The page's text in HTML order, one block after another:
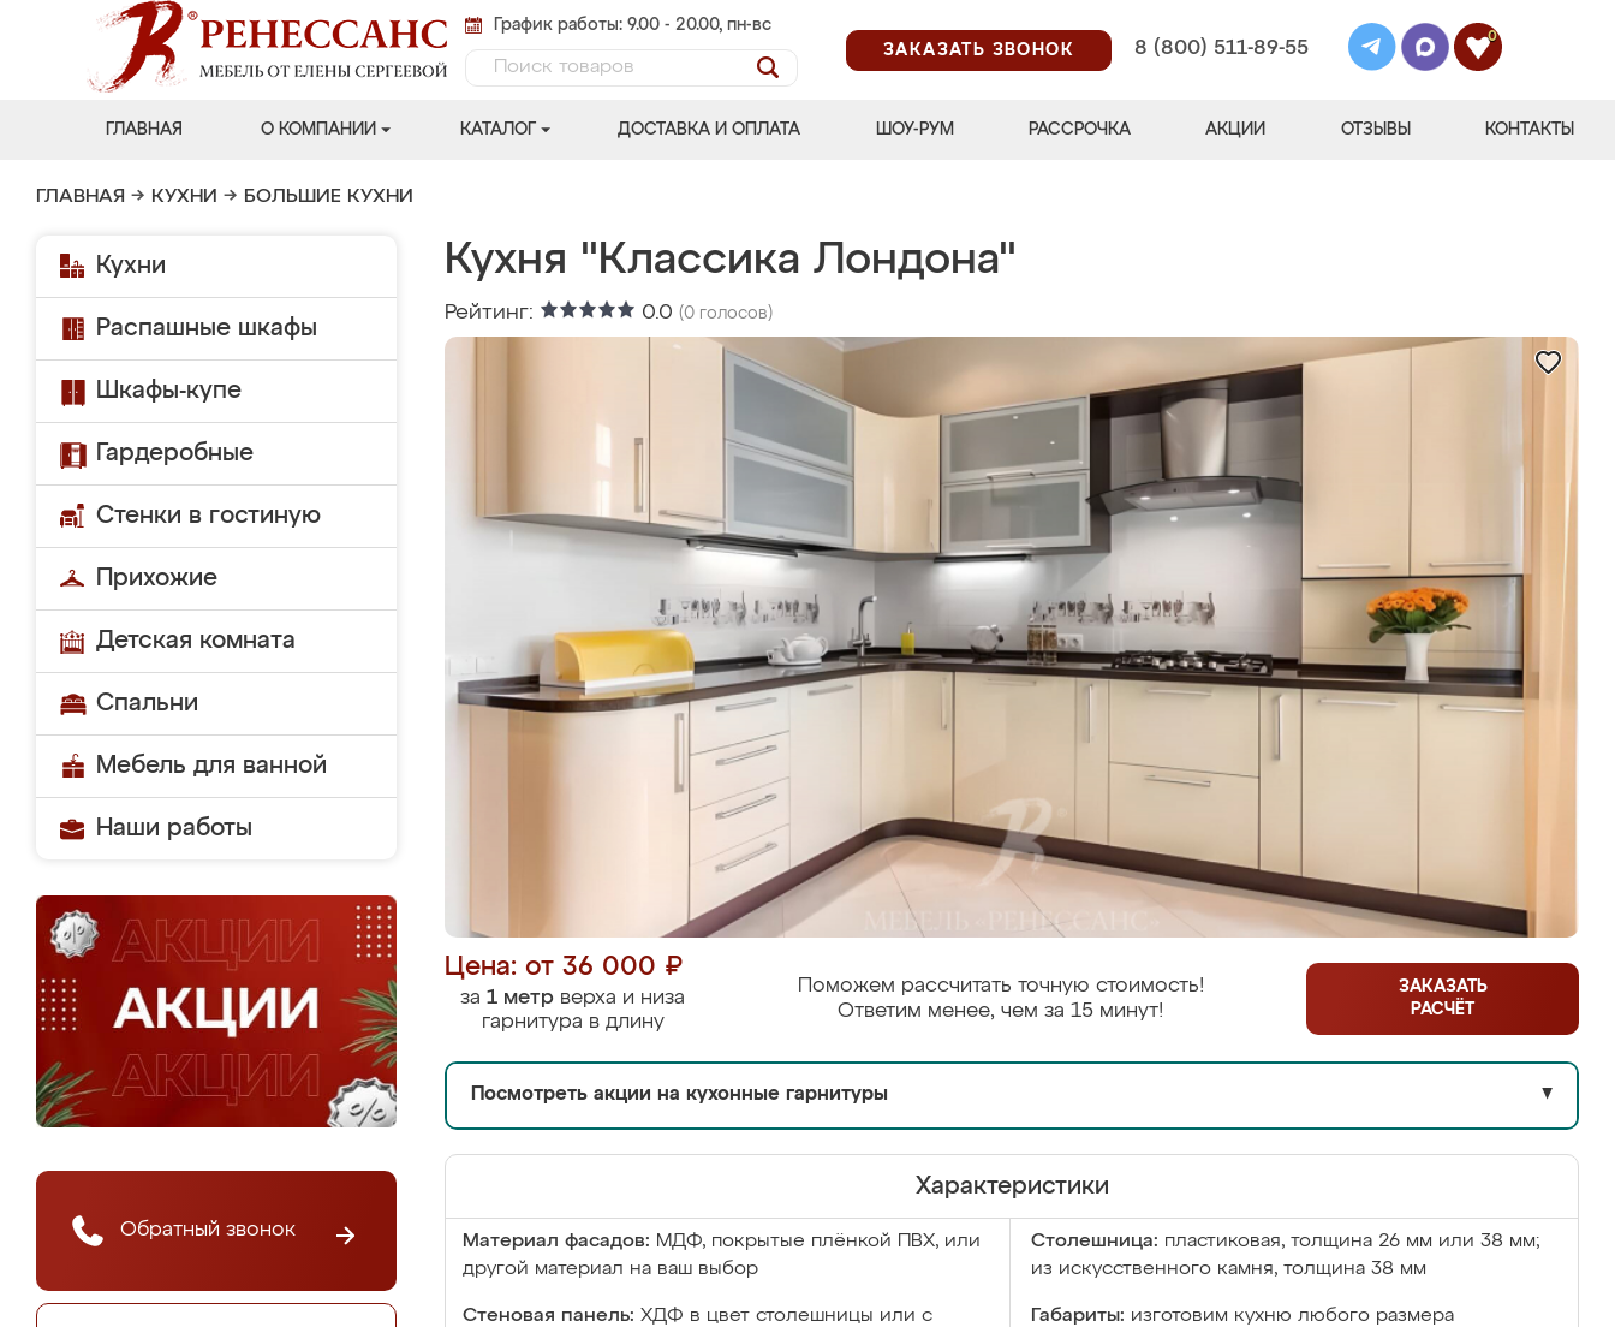
График работы: 9.00 - 20.00, пн-вс
ЗАКАЗАТЬ ЗВОНОК
8 (800) 511-89-55
0
ГЛАВНАЯ О КОМПАНИИ КАТАЛОГ ДОСТАВКА И ОПЛАТА ШОУ-РУМ РАССРОЧКА АКЦИИ ОТЗЫВЫ КОНТАКТЫ
ГЛАВНАЯ → КУХНИ → БОЛЬШИЕ КУХНИ
Кухни
Распашные шкафы
Шкафы-купе
Гардеробные
Стенки в гостиную
Прихожие
Детская комната
Спальни
Мебель для ванной
Наши работы
Обратный звонок
Кухня "Классика Лондона"
Рейтинг: 0.0 (0 голосов)
Цена: от 36 000 ₽
за 1 метр верха и низа
гарнитура в длину
Поможем рассчитать точную стоимость!
Ответим менее, чем за 15 минут!
ЗАКАЗАТЬ
РАСЧЁТ
Посмотреть акции на кухонные гарнитуры ▼
Характеристики
Материал фасадов: МДФ, покрытые плёнкой ПВХ, или
другой материал на ваш выбор
Столешница: пластиковая, толщина 26 мм или 38 мм;
из искусственного камня, толщина 38 мм
Стеновая панель: ХДФ в цвет столешницы или с
Габариты: изготовим кухню любого размера